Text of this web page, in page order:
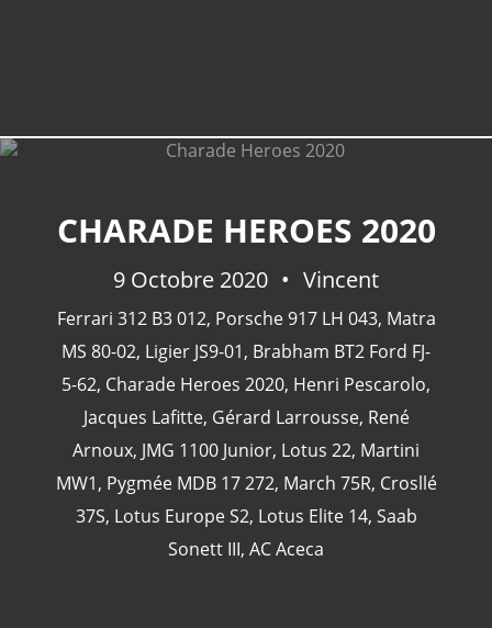
CHARADE HEROES 2020
9 Octobre 2020 Vincent
Ferrari 312 B3 012, Porsche 917 LH 043, Matra
MS 80-02, Ligier JS9-01, Brabham BT2 Ford FJ-
5-62, Charade Heroes 2020, Henri Pescarolo,
Jacques Lafitte, Gérard Larrousse, René
Arnoux, JMG 1100 Junior, Lotus 22, Martini
MW1, Pygmée MDB 17 272, March 75R, Crosllé
37S, Lotus Europe S2, Lotus Elite 14, Saab
Sonett III, AC Aceca
CATÉGORIES
24 Heures Du Mans(18)
Henri Pescarolo(8)
24 Heures Du Mans 1963(5)
24 Heures Du Mans 1967 (5)
Artcar(5)